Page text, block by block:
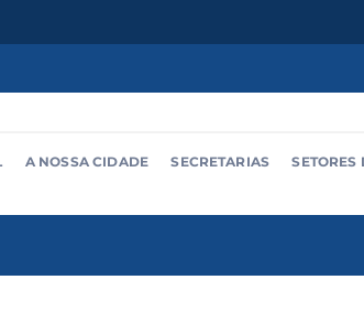
A NOSSA CIDADE SECRETARIAS SETORES